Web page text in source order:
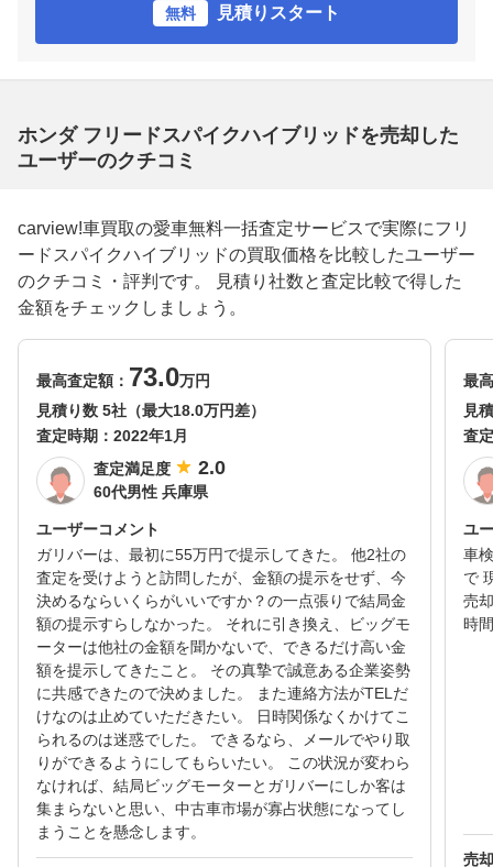
無料 見積りスタート
ホンダ フリードスパイクハイブリッドを売却した
ユーザーのクチコミ
carview!車買取の愛車無料一括査定サービスで実際にフリ
ードスパイクハイブリッドの買取価格を比較したユーザー
のクチコミ・評判です。 見積り社数と査定比較で得した
金額をチェックしましょう。
最高査定額： 73.0万円
見積り数 5社（最大18.0万円差）
査定時期： 2022年1月
査定満足度
2.0
60代男性 兵庫県
ユーザーコメント
ガリバーは、最初に55万円で提示してきた。 他2社の
査定を受けようと訪問したが、金額の提示をせず、今
決めるならいくらがいいですか？の一点張りで結局金
額の提示すらしなかった。 それに引き換え、ビッグモ
ーターは他社の金額を聞かないで、できるだけ高い金
額を提示してきたこと。 その真摯で誠意ある企業姿勢
に共感できたので決めました。 また連絡方法がTELだ
けなのは止めていただきたい。 日時関係なくかけてこ
られるのは迷惑でした。 できるなら、メールでやり取
りができるようにしてもらいたい。 この状況が変わら
なければ、結局ビッグモーターとガリバーにしか客は
集まらないと思い、中古車市場が寡占状態になってし
まうことを懸念します。
最
見
査
ユ
車
で
売
時
売